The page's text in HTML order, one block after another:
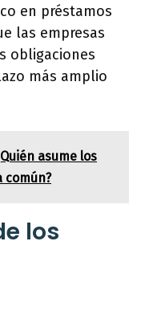
en préstamos
las empresas
obligaciones
más amplio
asume los
común?
los